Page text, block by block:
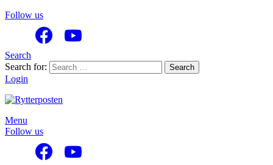
Follow us
Search
Search for:
Search
Login
Menu
Follow us